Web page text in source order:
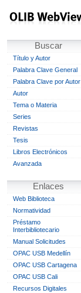
Buscar
Título y Autor
Palabra Clave General
Palabra Clave por Autor
Autor
Tema o Materia
Series
Revistas
Tesis
Libros Electrónicos
Avanzada
Enlaces
Web Biblioteca
Normatividad
Préstamo
Interbibliotecario
Manual Solicitudes
OPAC USB Medellín
OPAC USB Cartagena
OPAC USB Cali
Recursos Digitales